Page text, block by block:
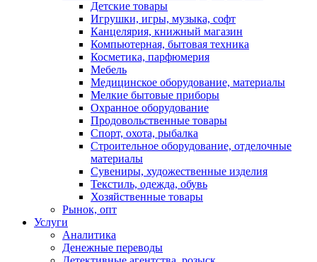
Детские товары
Игрушки, игры, музыка, софт
Канцелярия, книжный магазин
Компьютерная, бытовая техника
Косметика, парфюмерия
Мебель
Медицинское оборудование, материалы
Мелкие бытовые приборы
Охранное оборудование
Продовольственные товары
Спорт, охота, рыбалка
Строительное оборудование, отделочные
материалы
Сувениры, художественные изделия
Текстиль, одежда, обувь
Хозяйственные товары
Рынок, опт
Услуги
Аналитика
Денежные переводы